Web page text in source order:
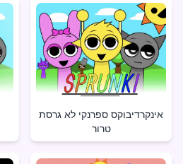
אינקרדיבוקס ספרנקי לא גרסת
טרור